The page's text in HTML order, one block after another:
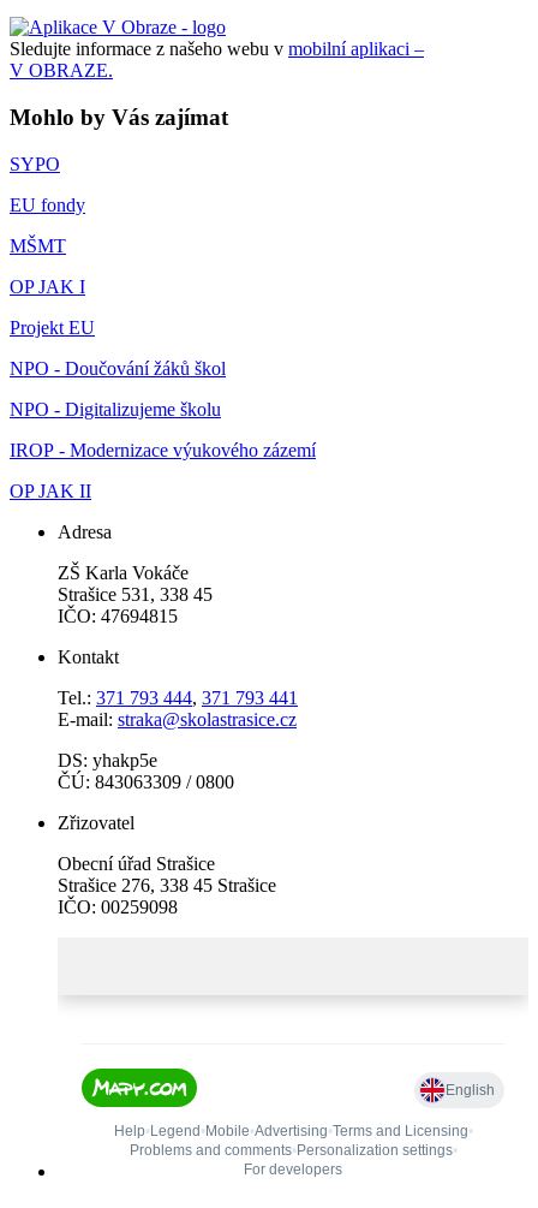
Sledujte informace z našeho webu v mobilní aplikaci –
V OBRAZE.
Mohlo by Vás zajímat
SYPO
EU fondy
MŠMT
OP JAK I
Projekt EU
NPO - Doučování žáků škol
NPO - Digitalizujeme školu
IROP - Modernizace výukového zázemí
OP JAK II
Adresa
ZŠ Karla Vokáče
Strašice 531, 338 45
IČO: 47694815
Kontakt
Tel.: 371 793 444, 371 793 441
E-mail: straka@skolastrasice.cz
DS: yhakp5e
ČÚ: 843063309 / 0800
Zřizovatel
Obecní úřad Strašice
Strašice 276, 338 45 Strašice
IČO: 00259098